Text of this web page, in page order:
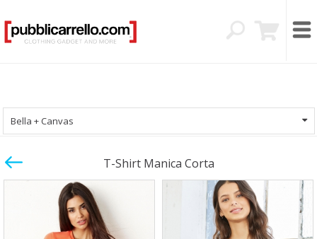
Bella + Canvas
T-Shirt Manica Corta